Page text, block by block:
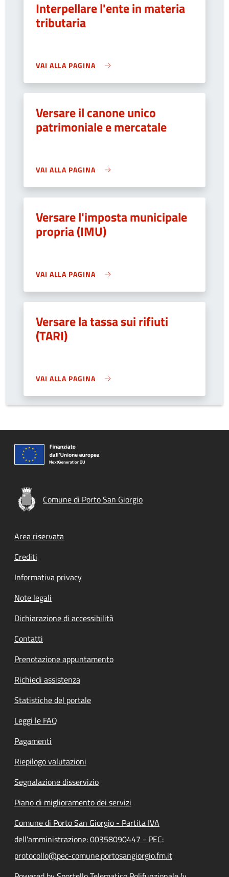
Interpellare l'ente in materia
tributaria
VAI ALLA PAGINA
Versare il canone unico
patrimoniale e mercatale
VAI ALLA PAGINA
Versare l'imposta municipale
propria (IMU)
VAI ALLA PAGINA
Versare la tassa sui rifiuti
(TARI)
VAI ALLA PAGINA
Comune di Porto San Giorgio
Footer menu
Area riservata
Crediti
Informativa privacy
Note legali
Dichiarazione di accessibilità
Contatti
Prenotazione appuntamento
Richiedi assistenza
Statistiche del portale
Leggi le FAQ
Pagamenti
Riepilogo valutazioni
Segnalazione disservizio
Piano di miglioramento dei servizi
Comune di Porto San Giorgio - Partita IVA
dell'amministrazione: 00358090447 - PEC:
protocollo@pec-comune.portosangiorgio.fm.it